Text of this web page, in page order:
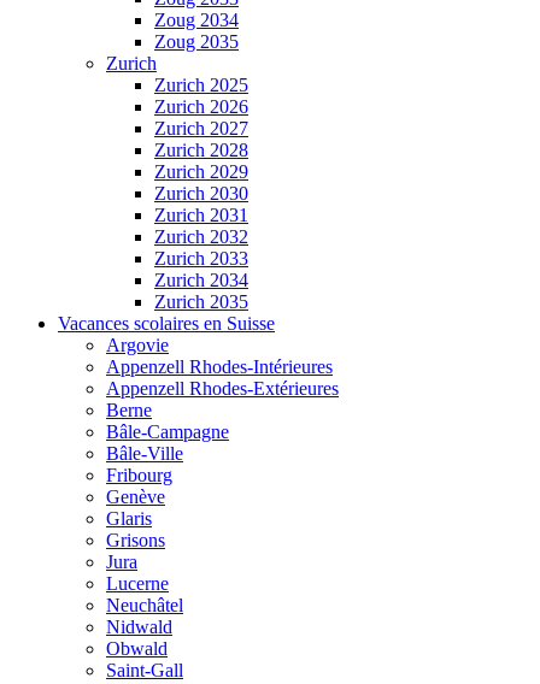
Zoug 2034
Zoug 2035
Zurich
Zurich 2025
Zurich 2026
Zurich 2027
Zurich 2028
Zurich 2029
Zurich 2030
Zurich 2031
Zurich 2032
Zurich 2033
Zurich 2034
Zurich 2035
Vacances scolaires en Suisse
Argovie
Appenzell Rhodes-Intérieures
Appenzell Rhodes-Extérieures
Berne
Bâle-Campagne
Bâle-Ville
Fribourg
Genève
Glaris
Grisons
Jura
Lucerne
Neuchâtel
Nidwald
Obwald
Saint-Gall